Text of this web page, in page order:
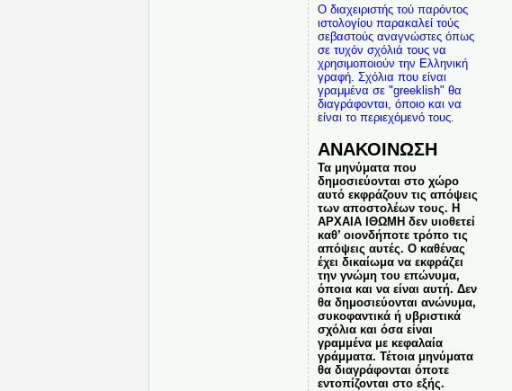
Ο διαχειριστής τού παρόντος
ιστολογίου παρακαλεί τούς
σεβαστούς αναγνώστες όπως
σε τυχόν σχόλιά τους να
χρησιμοποιούν την Ελληνική
γραφή. Σχόλια που είναι
γραμμένα σε "greeklish" θα
διαγράφονται, όποιο και να
είναι το περιεχόμενό τους.
ΑΝΑΚΟΙΝΩΣΗ
Τα μηνύματα που
δημοσιεύονται στο χώρο
αυτό εκφράζουν τις απόψεις
των αποστολέων τους. Η
ΑΡΧΑΙΑ ΙΘΩΜΗ δεν υιοθετεί
καθ’ οιονδήποτε τρόπο τις
απόψεις αυτές. Ο καθένας
έχει δικαίωμα να εκφράζει
την γνώμη του επώνυμα,
όποια και να είναι αυτή. Δεν
θα δημοσιεύονται ανώνυμα,
συκοφαντικά ή υβριστικά
σχόλια και όσα είναι
γραμμένα με κεφαλαία
γράμματα. Τέτοια μηνύματα
θα διαγράφονται όποτε
εντοπίζονται στο εξής.